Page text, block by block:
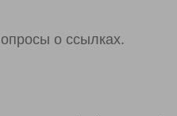
о ссылках.